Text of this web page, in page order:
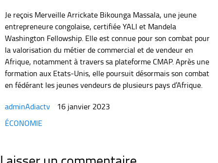
Je reçois Merveille Arrickate Bikounga Massala, une jeune
entrepreneure congolaise, certifiée YALI et Mandela
Washington Fellowship. Elle est connue pour son combat pour
la valorisation du métier de commercial et de vendeur en
Afrique, notamment à travers sa plateforme CMAP. Après une
formation aux Etats-Unis, elle poursuit désormais son combat
en fédérant les jeunes vendeurs de plusieurs pays d’Afrique.
adminAdiactv
16 janvier 2023
Categories
ÉCONOMIE